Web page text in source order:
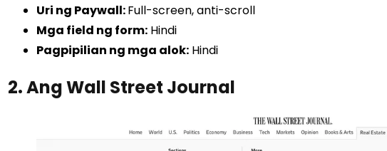
Uri ng Paywall:Full-screen, anti-scroll
Mga field ng form: Hindi
Pagpipilian ng mga alok: Hindi
2. Ang Wall Street Journal